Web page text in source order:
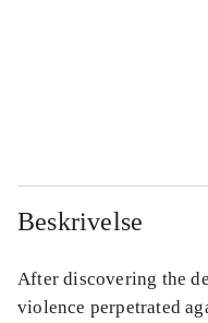
Beskrivelse
After discovering the
violence perpetrated